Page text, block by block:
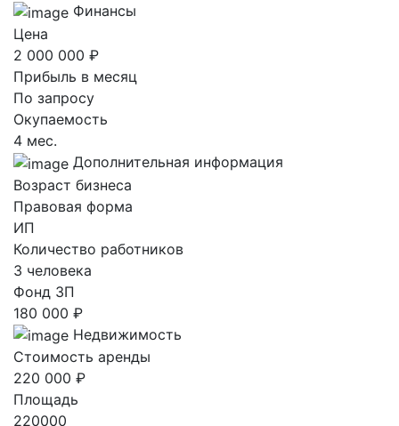
Финансы
Цена
2 000 000 ₽
Прибыль в месяц
По запросу
Окупаемость
4 мес.
Дополнительная информация
Возраст бизнеса
Правовая форма
ИП
Количество работников
3 человека
Фонд ЗП
180 000 ₽
Недвижимость
Стоимость аренды
220 000 ₽
Площадь
220000